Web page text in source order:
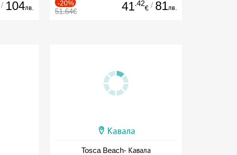
/ 104лв.
-20%
51.64€ 41.42
€ / 81лв.
Кавала
Tosca Beach- Кавала